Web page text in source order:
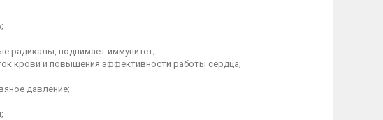
радикалы, поднимает иммунитет;
крови и повышения эффективности работы сердца;
давление;